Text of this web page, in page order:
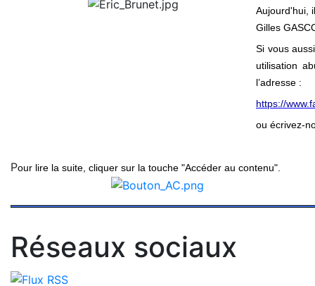
Aujourd'hui,
Gilles
Si vous
utilisation
l’adresse :
https://
ou écrivez-
Pour lire la suite, cliquer sur la touche "Accéder au contenu".
Réseaux sociaux